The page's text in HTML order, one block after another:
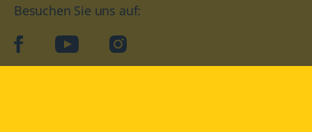
Besuchen Sie uns auf:
facebookYouTube Instagram